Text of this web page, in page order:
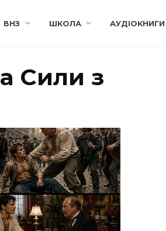
ВНЗ ШКОЛА АУДІОКНИГИ
Сили з